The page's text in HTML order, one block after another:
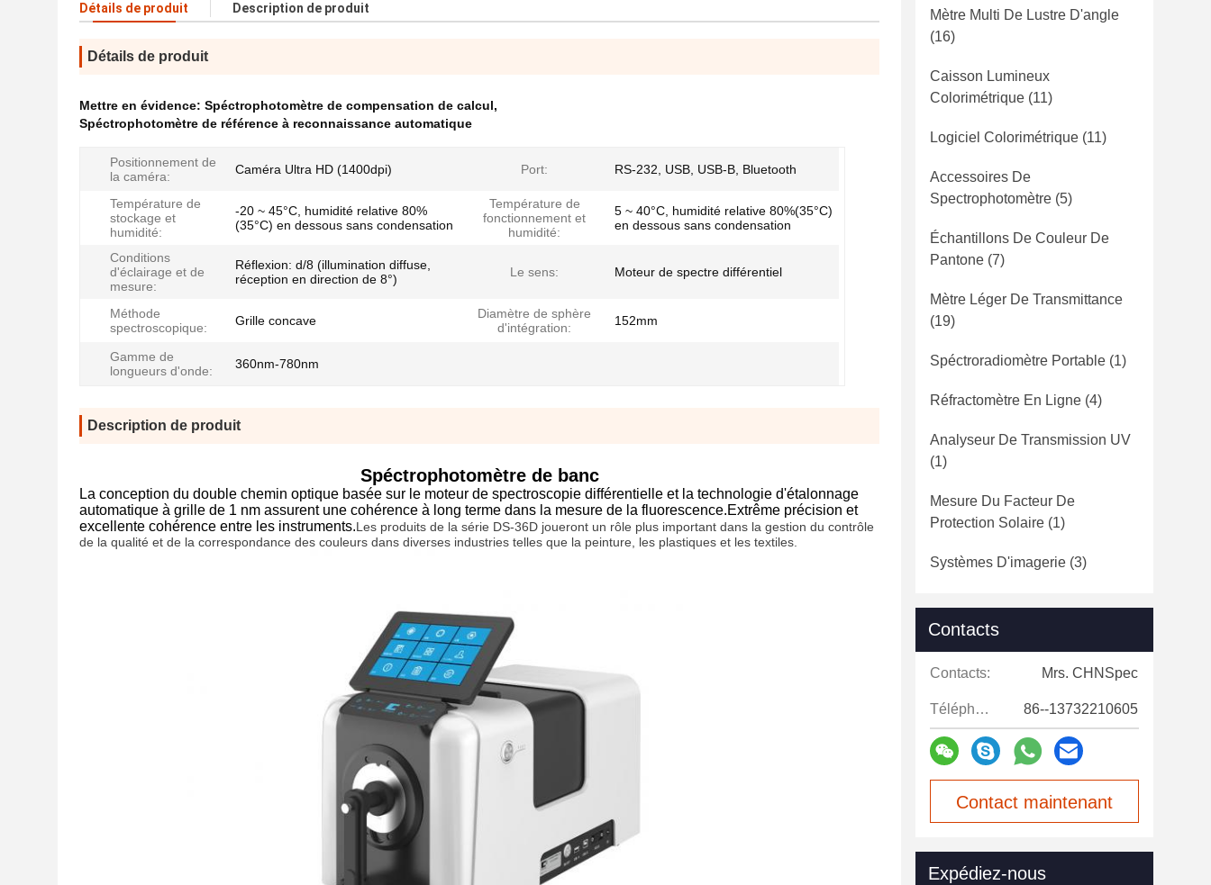
Détails de produit Description de produit
Détails de produit
Mettre en évidence: Spéctrophotomètre de compensation de calcul,
Spéctrophotomètre de référence à reconnaissance automatique
Positionnement de
la caméra:
Caméra Ultra HD (1400dpi) Port: RS-232, USB, USB-B, Bluetooth
Température de
stockage et
humidité:
-20 ~ 45°C, humidité relative 80%
(35°C) en dessous sans condensation
Température de
fonctionnement et
humidité:
5 ~ 40°C, humidité relative 80%(35°C)
en dessous sans condensation
Conditions
d'éclairage et de
mesure:
Réflexion: d/8 (illumination diffuse,
réception en direction de 8°)
Le sens: Moteur de spectre différentiel
Méthode
spectroscopique:
Grille concave
Diamètre de sphère
d'intégration:
152mm
Gamme de
longueurs d'onde:
360nm-780nm
Description de produit
Spéctrophotomètre de banc
La conception du double chemin optique basée sur le moteur de spectroscopie différentielle et la technologie d'étalonnage
automatique à grille de 1 nm assurent une cohérence à long terme dans la mesure de la fluorescence.Extrême précision et
excellente cohérence entre les instruments.Les produits de la série DS-36D joueront un rôle plus important dans la gestion du contrôle
de la qualité et de la correspondance des couleurs dans diverses industries telles que la peinture, les plastiques et les textiles.
Mètre Multi De Lustre D'angle
(16)
Caisson Lumineux
Colorimétrique (11)
Logiciel Colorimétrique (11)
Accessoires De
Spectrophotomètre (5)
Échantillons De Couleur De
Pantone (7)
Mètre Léger De Transmittance
(19)
Spéctroradiomètre Portable (1)
Réfractomètre En Ligne (4)
Analyseur De Transmission UV
(1)
Mesure Du Facteur De
Protection Solaire (1)
Systèmes D'imagerie (3)
Contacts
Contacts: Mrs. CHNSpec
Téléphone: 86--13732210605
Contact maintenant
Expédiez-nous